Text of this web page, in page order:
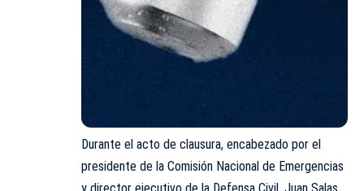
Durante el acto de clausura, encabezado por el
presidente de la Comisión Nacional de Emergencias